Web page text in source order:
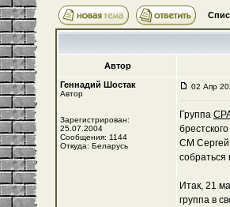
Автор
Геннадий Шостак
Автор
Зарегистрирован:
25.07.2004
Сообщения: 1144
Откуда: Беларусь
02 Апр
Группа
СМ Сергей
собраться
Итак, 21
группа в